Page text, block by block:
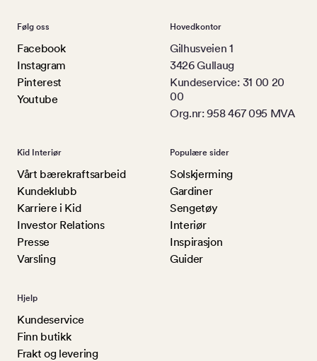
Følg oss
Facebook
Instagram
Pinterest
Youtube
Hovedkontor
Gilhusveien 1
3426 Gullaug
Kundeservice: 31 00 20
00
Org.nr: 958 467 095 MVA
Kid Interiør
Vårt bærekraftsarbeid
Kundeklubb
Karriere i Kid
Investor Relations
Presse
Varsling
Populære sider
Solskjerming
Gardiner
Sengetøy
Interiør
Inspirasjon
Guider
Hjelp
Kundeservice
Finn butikk
Frakt og levering